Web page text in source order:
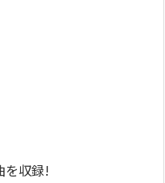
を収録!